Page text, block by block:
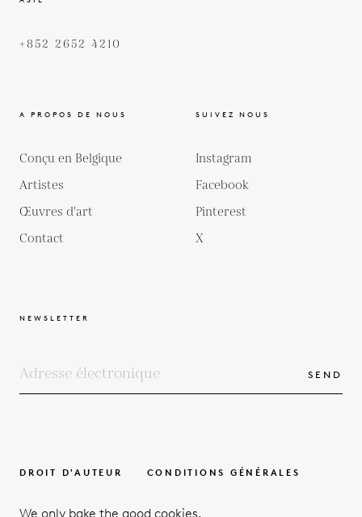
+852 2652 4210
A PROPOS DE NOUS
Conçu en Belgique
Artistes
Œuvres d'art
Contact
SUIVEZ NOUS
Instagram
Facebook
Pinterest
X
NEWSLETTER
SEND
DROIT D'AUTEUR CONDITIONS GÉNÉRALES
We only bake the good cookies.